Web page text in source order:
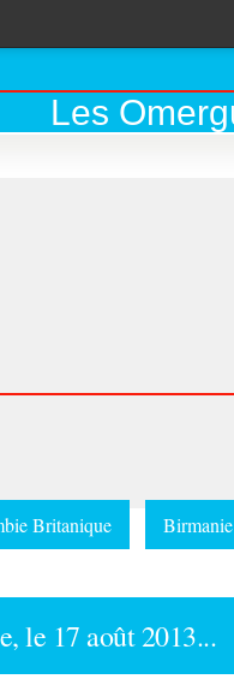
Britanique Birmanie
le 17 août 2013...